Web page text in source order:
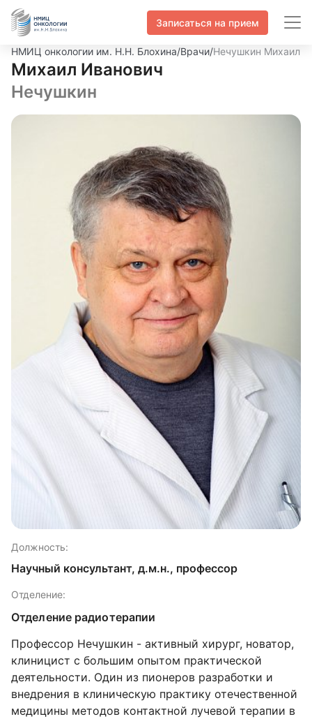
Записаться на прием
НМИЦ онкологии им. Н.Н. Блохина/Врачи/Нечушкин Михаил
Михаил Иванович
Нечушкин
Должность:
Научный консультант, д.м.н., профессор
Отделение:
Отделение радиотерапии
Профессор Нечушкин - активный хирург, новатор,
клиницист с большим опытом практической
деятельности. Один из пионеров разработки и
внедрения в клиническую практику отечественной
медицины методов контактной лучевой терапии в